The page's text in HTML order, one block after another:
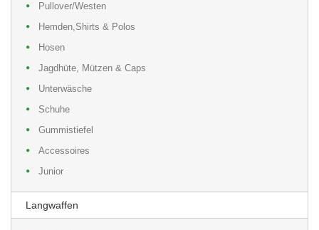
Pullover/Westen
Hemden,Shirts & Polos
Hosen
Jagdhüte, Mützen & Caps
Unterwäsche
Schuhe
Gummistiefel
Accessoires
Junior
Langwaffen